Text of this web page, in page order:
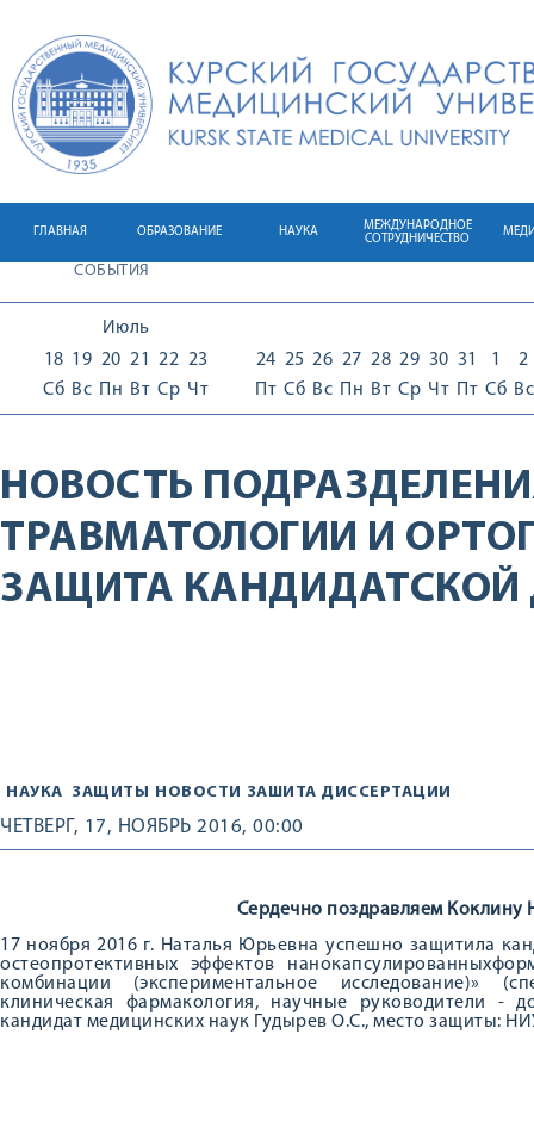
ГЛАВНАЯ ОБРАЗОВАНИЕ НАУКА
МЕЖДУНАРОДНОЕ
СОТРУДНИЧЕСТВО
СОБЫТИЯ
Июль
18
Сб
19
Вс
20
Пн
21
Вт
22
Ср
23
Чт
24
Пт
25
Сб
26
Вс
27
Пн
28
Вт
29
Ср
30
Чт
31
Пт
1
Сб
2
Вс
НОВОСТЬ
ТРАВМАТОЛОГИИ И
ЗАЩИТА КАНДИДАТСКОЙ
НАУКА ЗАЩИТЫ НОВОСТИ ЗАШИТА ДИССЕРТАЦИИ
ЧЕТВЕРГ, 17, НОЯБРЬ 2016, 00:00
Сердечно поздравляем Коклину
17 ноября 2016 г. Наталья Юрьевна успешно защитила
остеопротективных эффектов
комбинации (экспериментальное исследование)»
клиническая фармакология, научные руководители -
кандидат медицинских наук Гудырев О.С., место защиты: